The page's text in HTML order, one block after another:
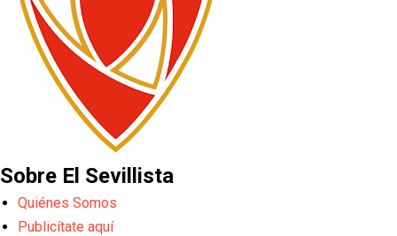
Sobre El Sevillista
Quiénes Somos
Publicítate aquí